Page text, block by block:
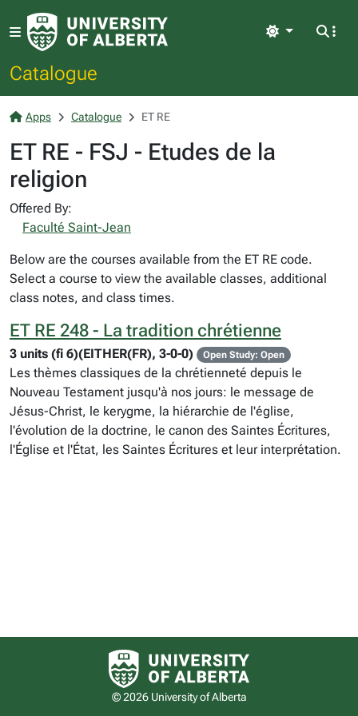
Catalogue
Light
Apps Catalogue ET RE
ET RE - FSJ - Etudes de la
religion
Offered By:
Faculté Saint-Jean
Below are the courses available from the ET RE code.
Select a course to view the available classes, additional
class notes, and class times.
ET RE 248 - La tradition chrétienne
3 units (fi 6)(EITHER(FR), 3-0-0) Open Study: Open
Les thèmes classiques de la chrétienneté depuis le
Nouveau Testament jusqu'à nos jours: le message de
Jésus-Christ, le kerygme, la hiérarchie de l'église,
l'évolution de la doctrine, le canon des Saintes Écritures,
l'Église et l'État, les Saintes Écritures et leur interprétation.
University of Alberta logo
© 2026 University of Alberta